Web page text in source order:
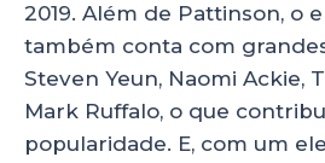
2019. Além de Pattinson, o
também conta com
Steven Yeun, Naomi Ackie,
Mark Ruffalo, o que
popularidade. E, com um